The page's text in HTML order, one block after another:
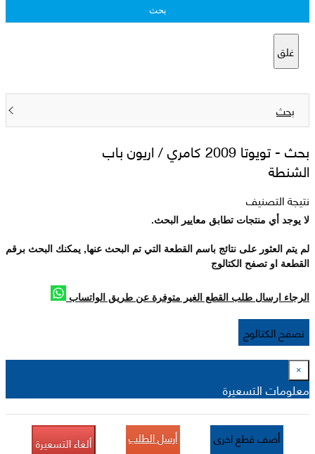
بحث
غلق
بحث
بحث - تويوتا 2009 كامري / اريون باب
الشنطة
نتيجة التصنيف
لا يوجد أي منتجات تطابق معايير البحث.
لم يتم العثور على نتائج باسم القطعة التي تم البحث عنها, يمكنك البحث برقم
القطعة او تصفح الكتالوج
الرجاء ارسال طلب القطع الغير متوفرة عن طريق الواتساب
تصفح الكتالوج
×
معلومات التسعيرة
أضف قطع اخرى أرسل الطلب ألغاء التسعيرة